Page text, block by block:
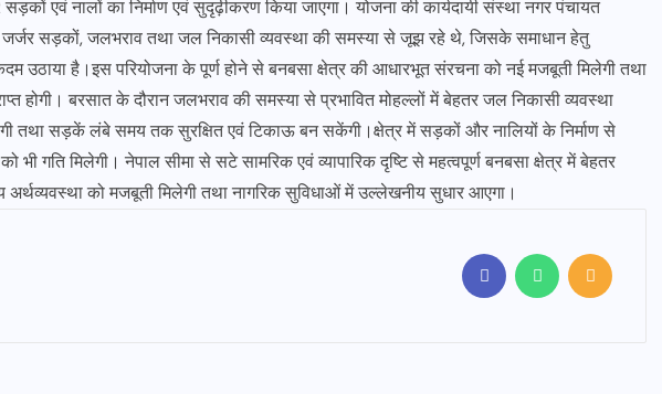
एवं नालों का निर्माण एवं सुदृढ़ीकरण किया जाएगा। योजना की कार्यदायी संस्था नगर पंचायत
जर्जर सड़कों, जलभराव तथा जल निकासी व्यवस्था की समस्या से जूझ रहे थे, जिसके समाधान हेतु
उठाया है।इस परियोजना के पूर्ण होने से बनबसा क्षेत्र की आधारभूत संरचना को नई मजबूती मिलेगी तथा
होगी। बरसात के दौरान जलभराव की समस्या से प्रभावित मोहल्लों में बेहतर जल निकासी व्यवस्था
तथा सड़कें लंबे समय तक सुरक्षित एवं टिकाऊ बन सकेंगी।क्षेत्र में सड़कों और नालियों के निर्माण से
भी गति मिलेगी। नेपाल सीमा से सटे सामरिक एवं व्यापारिक दृष्टि से महत्वपूर्ण बनबसा क्षेत्र में बेहतर
को मजबूती मिलेगी तथा नागरिक सुविधाओं में उल्लेखनीय सुधार आएगा।